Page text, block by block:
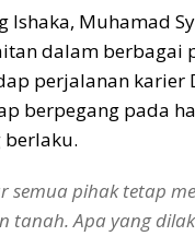
Ishaka, Muhamad
dalam berbagai
perjalanan karier
berpegang pada
berlaku.
semua pihak tetap
tanah. Apa yang